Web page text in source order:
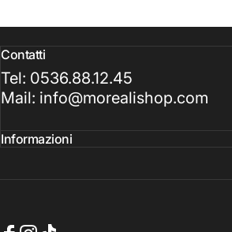
Contatti
Tel: 0536.88.12.45
Mail: info@morealishop.com
Informazioni